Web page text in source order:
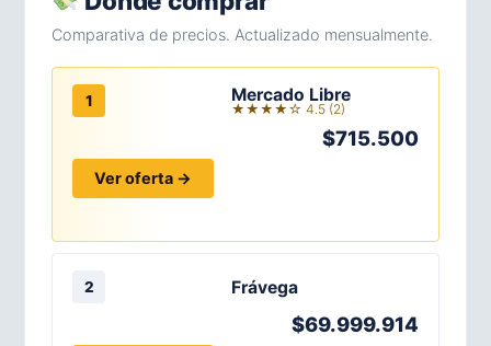
Comparativa de precios. Actualizado mensualmente.
1 Mercado Libre
★★★★☆ 4.5 (2)
$715.500
Ver oferta →
2 Frávega
$69.999.914